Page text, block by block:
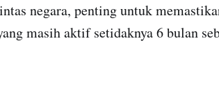
negara, penting untuk
masih aktif setidaknya 6 bulan